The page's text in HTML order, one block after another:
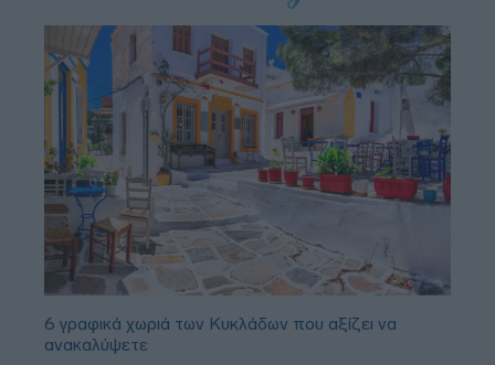
6 γραφικά χωριά των Κυκλάδων που αξίζει να
ανακαλύψετε